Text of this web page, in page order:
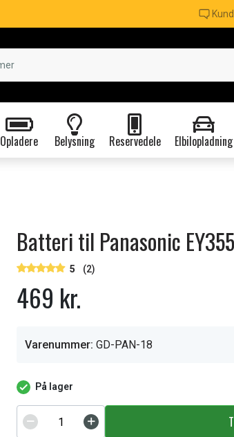
Opladere Belysning Reservedele Elbilopladning
Batteri til Panasonic
5 (2)
469 kr.
Varenummer: GD-PAN-18
På lager